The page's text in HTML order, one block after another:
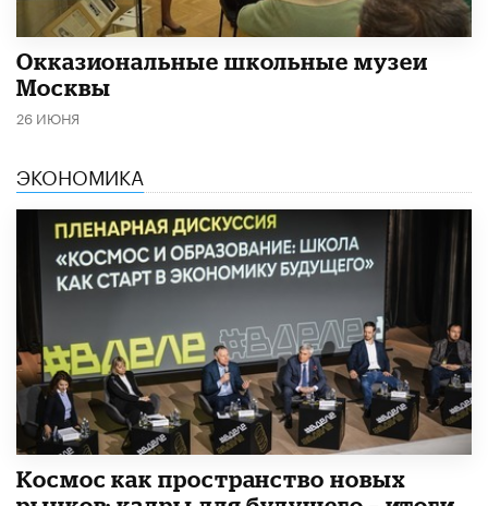
​Окказиональные школьные музеи
Москвы
26 ИЮНЯ
ЭКОНОМИКА
Космос как пространство новых